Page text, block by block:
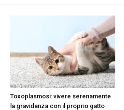
Toxoplasmosi: vivere serenamente
la gravidanza con il proprio gatto